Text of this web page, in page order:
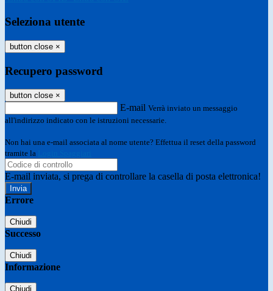
Seleziona utente
button close ×
Recupero password
button close ×
E-mail Verrà inviato un messaggio
all'indirizzo indicato con le istruzioni necessarie.
Non hai una e-mail associata al nome utente? Effettua il reset della password
tramite la
E-mail inviata, si prega di controllare la casella di posta elettronica!
Errore
Chiudi
Successo
Chiudi
Informazione
Chiudi